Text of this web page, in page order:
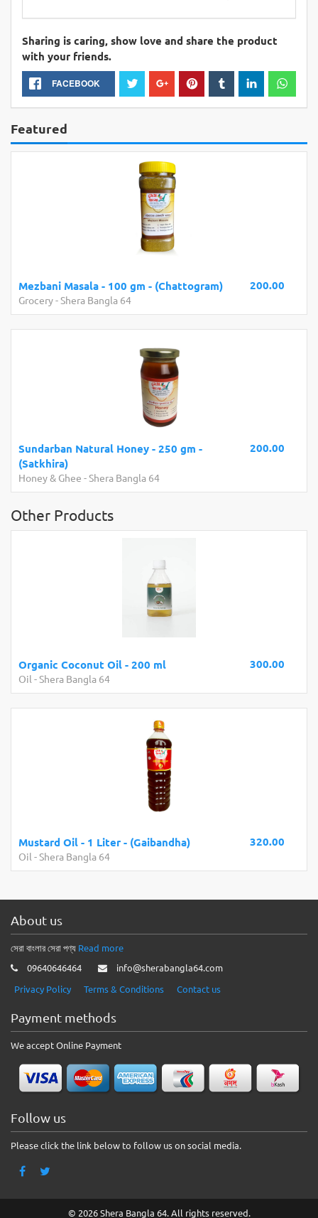
Sharing is caring, show love and share the product
with your friends.
FACEBOOK
Featured
200.00
Mezbani Masala - 100 gm - (Chattogram)
Grocery-Shera Bangla 64
200.00
Sundarban Natural Honey - 250 gm -
(Satkhira)
Honey & Ghee -Shera Bangla 64
Other Products
300.00
Organic Coconut Oil - 200 ml
Oil -Shera Bangla 64
320.00
Mustard Oil - 1 Liter - (Gaibandha)
Oil -Shera Bangla 64
About us
সেরা বাংলার সেরা পণ্য Read more
09640646464
info@sherabangla64.com
Privacy Policy
Terms & Conditions Contact us
Payment methods
We accept Online Payment
Follow us
Please click the link below to follow us on social media.
© 2026 Shera Bangla 64. All rights reserved.